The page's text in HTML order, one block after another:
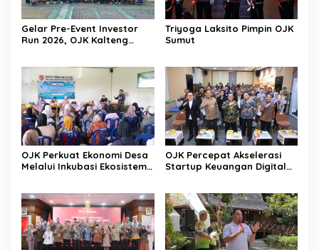
Gelar Pre-Event Investor
Run 2026, OJK Kalteng
Triyoga Laksito Pimpin OJK
Sumut
OJK Perkuat Ekonomi Desa
Melalui Inkubasi Ekosistem
OJK Percepat Akselerasi
Startup Keuangan Digital